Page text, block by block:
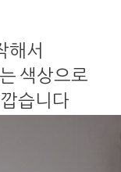
해서
색상으로
습니다